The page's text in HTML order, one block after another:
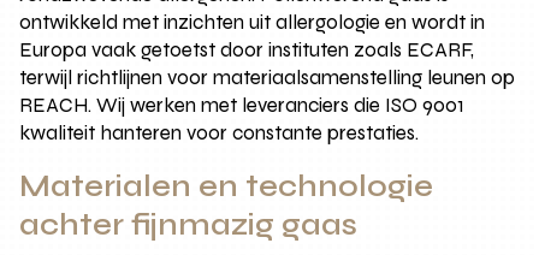
ontwikkeld met inzichten uit allergologie en wordt in
Europa vaak getoetst door instituten zoals ECARF,
terwijl richtlijnen voor materiaalsamenstelling leunen op
REACH. Wij werken met leveranciers die ISO 9001
kwaliteit hanteren voor constante prestaties.
Materialen en technologie
achter fijnmazig gaas